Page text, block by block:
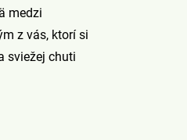
medzi
z vás, ktorí si
sviežej chuti